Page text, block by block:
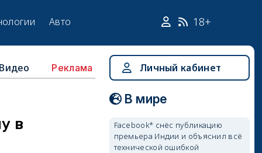
Авто 18+
Видео Реклама
в
Личный кабинет
В мире
Facebook* снёс публикацию
премьера Индии и объяснил всё
технической ошибкой